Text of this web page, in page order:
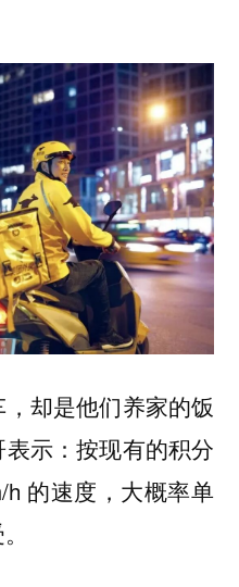
却是他们养家的饭
示：按现有的积分
的速度，大概率单